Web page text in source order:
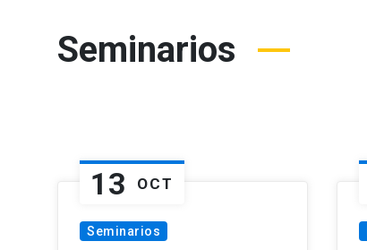
Seminarios
13 OCT
Seminarios